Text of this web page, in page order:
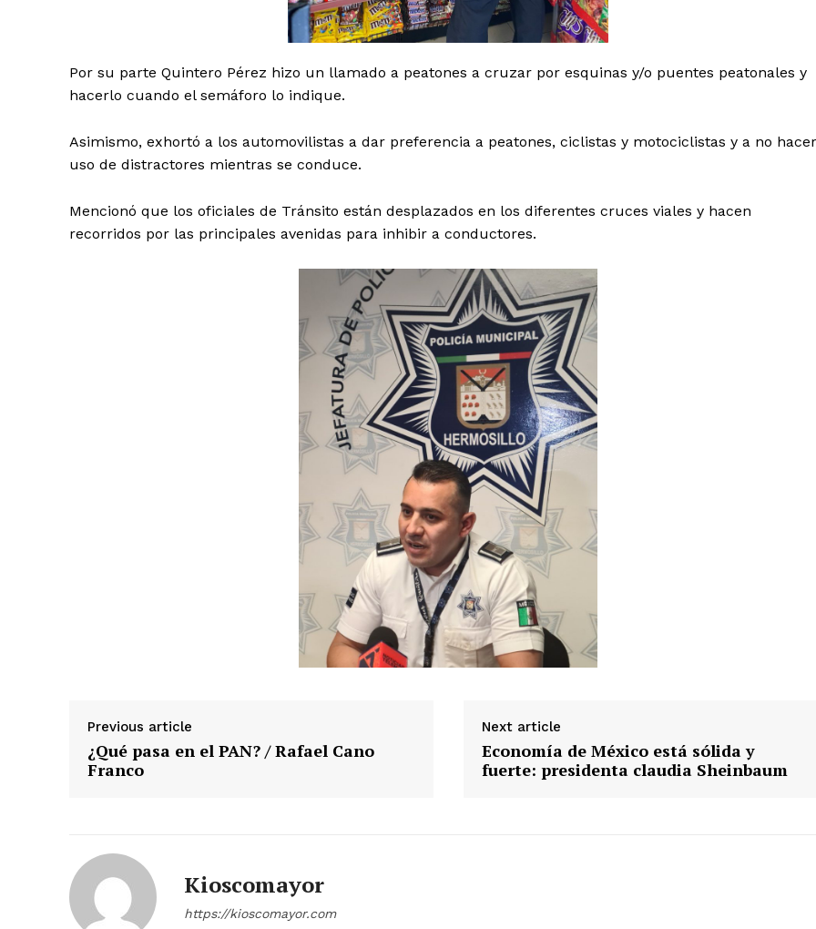
Por su parte Quintero Pérez hizo un llamado a peatones a cruzar por esquinas y/o puentes peatonales y
hacerlo cuando el semáforo lo indique.
Asimismo, exhortó a los automovilistas a dar preferencia a peatones, ciclistas y motociclistas y a no hacer
uso de distractores mientras se conduce.
Mencionó que los oficiales de Tránsito están desplazados en los diferentes cruces viales y hacen
recorridos por las principales avenidas para inhibir a conductores.
Previous article
¿Qué pasa en el PAN? / Rafael Cano
Franco
Next article
Economía de México está sólida y
fuerte: presidenta claudia Sheinbaum
Kioscomayor
https://kioscomayor.com